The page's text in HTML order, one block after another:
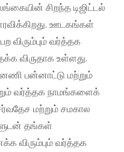
சிறந்த டிஜிட்டல்
ஊடகங்கள்
விரும்பும் வர்த்தக
விருதாக உள்ளது.
பன்னாட்டு மற்றும்
வர்த்தக நாமங்களைக்
மற்றும் சமகால
தங்கள்
விரும்பும் வர்த்தக